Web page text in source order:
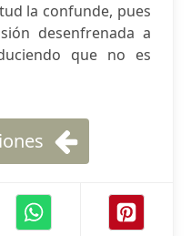
la confunde, pues
desenfrenada a
que no es